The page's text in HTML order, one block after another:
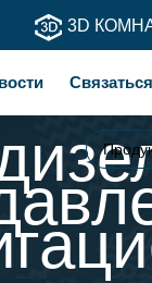
3D